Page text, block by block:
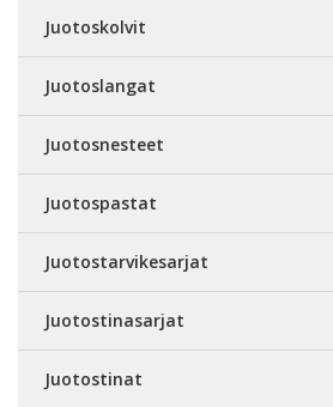
Juotoskolvit
Juotoslangat
Juotosnesteet
Juotospastat
Juotostarvikesarjat
Juotostinasarjat
Juotostinat